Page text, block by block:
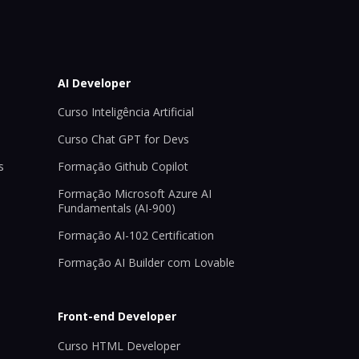
AI Developer
Curso Inteligência Artificial
Curso Chat GPT for Devs
Formação Github Copilot
Formação Microsoft Azure AI
Fundamentals (AI-900)
Formação AI-102 Certification
Formação AI Builder com Lovable
Front-end Developer
Curso HTML Developer